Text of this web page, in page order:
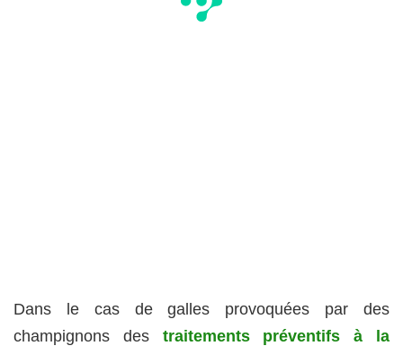
Dans le cas de galles provoquées par des
champignons des traitements préventifs à la